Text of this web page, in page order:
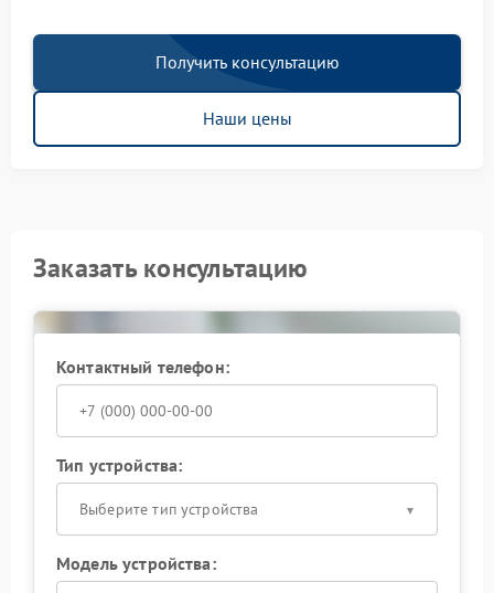
Получить консультацию
Наши цены
Заказать консультацию
Контактный телефон:
Тип устройства:
Выберите тип устройства
Модель устройства: